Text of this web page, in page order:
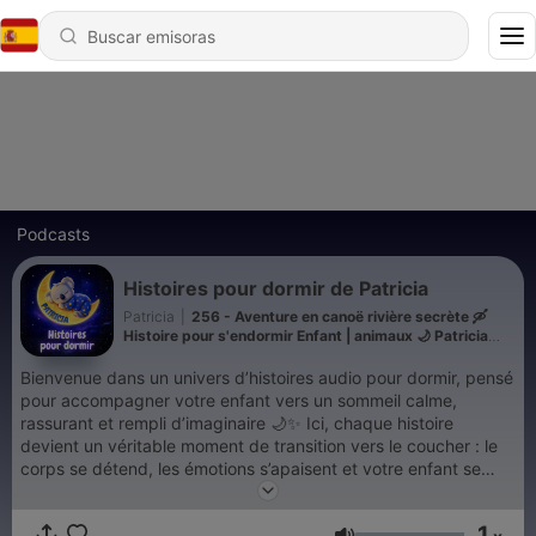
Podcasts
Histoires pour dormir de Patricia
Patricia
256 - Aventure en canoë rivière secrète 🛶
Histoire pour s'endormir Enfant | animaux 🌙 Patricia
Bienvenue dans un univers d’histoires audio pour dormir, pensé
pour accompagner votre enfant vers un sommeil calme,
rassurant et rempli d’imaginaire 🌙✨ Ici, chaque histoire
devient un véritable moment de transition vers le coucher : le
corps se détend, les émotions s’apaisent et votre enfant se
sent en sécurité, prêt à s’endormir en douceur. 🎙️ Des histoires